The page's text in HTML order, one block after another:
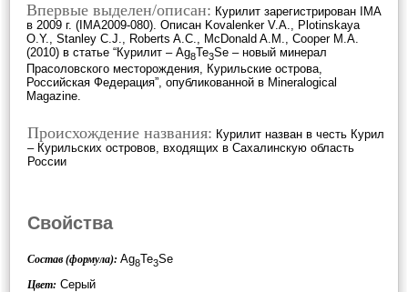
Впервые выделен/описан: Курилит зарегистрирован IMA
в 2009 г. (IMA2009-080). Описан Kovalenker V.A., Plotinskaya
O.Y., Stanley C.J., Roberts A.C., McDonald A.M., Cooper M.A.
(2010) в статье “Курилит – Ag8Te3Se – новый минерал
Прасоловского месторождения, Курильские острова,
Российская Федерация”, опубликованной в Mineralogical
Magazine.
Происхождение названия: Курилит назван в честь Курил
– Курильских островов, входящих в Сахалинскую область
России
Свойства
Состав (формула): Ag8Te3Se
Цвет: Серый